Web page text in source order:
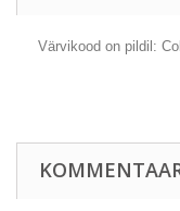
Värvikood on pildil: